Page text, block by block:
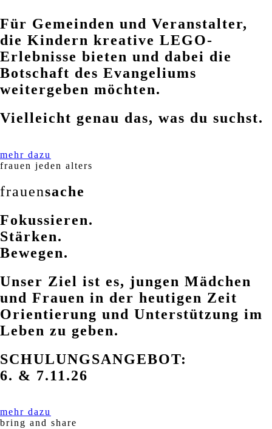
Für Gemeinden und Veranstalter,
die Kindern kreative LEGO-
Erlebnisse bieten und dabei die
Botschaft des Evangeliums
weitergeben möchten.
Vielleicht genau das, was du suchst.
mehr dazu
frauen jeden alters
frauensache
Fokussieren.
Stärken.
Bewegen.
Unser Ziel ist es, jungen Mädchen
und Frauen in der heutigen Zeit
Orientierung und Unterstützung im
Leben zu geben.
SCHULUNGSANGEBOT:
6. & 7.11.26
mehr dazu
bring and share